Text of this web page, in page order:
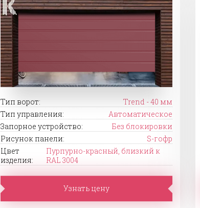
Тип ворот:
Trend - 40 мм
Тип управления:
Автоматическое
Запорное устройство:
Без блокировки
Рисунок панели:
S-гофр
Цвет
изделия:
Пурпурно-красный, близкий к
RAL 3004
Узнать цену